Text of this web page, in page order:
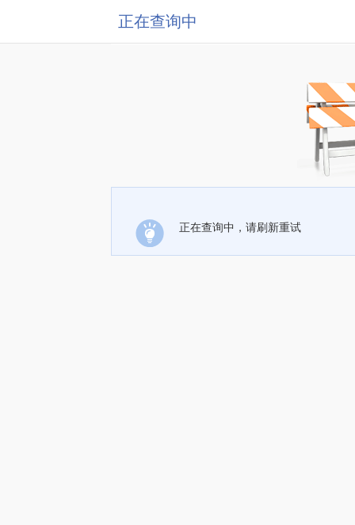
正在查询中
正在查询中，请刷新重试